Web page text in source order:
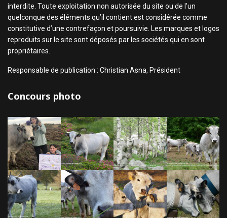
interdite. Toute exploitation non autorisée du site ou de l’un
quelconque des éléments qu’il contient est considérée comme
constitutive d’une contrefaçon et poursuivie. Les marques et logos
reproduits sur le site sont déposés par les sociétés qui en sont
propriétaires.
Responsable de publication : Christian Asna, Président
Concours photo